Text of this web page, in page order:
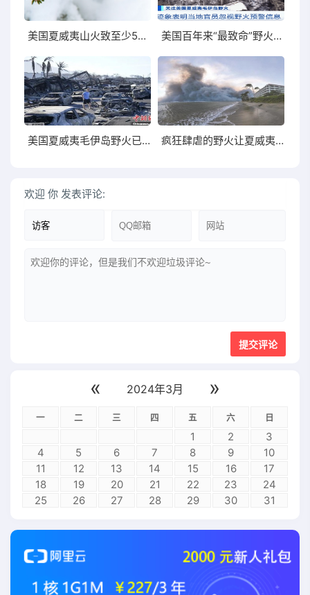
美国夏威夷山火致至少55人死亡专家:气候变化加剧 美国百年来“最致命”野火，已致93人遇难
美国夏威夷毛伊岛野火已致93人死亡美媒:已成最致命野火 疯狂肆虐的野火让夏威夷毛伊岛面目全非
欢迎 你 发表评论:
« 2024年3月 »
一 二 三 四 五 六 日
1 2
3
4
5 6 7 8 9
10
11
12 13 14 15 16
17
18
19 20 21 22 23
24
25
26 27 28 29 30 31